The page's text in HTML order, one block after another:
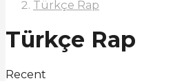
Türkçe Rap
Türkçe Rap
Recent